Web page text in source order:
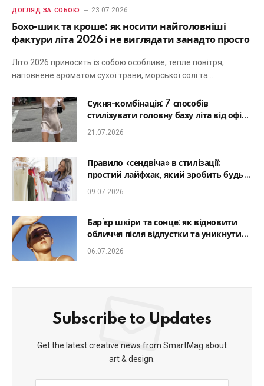
ДОГЛЯД ЗА СОБОЮ 23.07.2026
Бохо-шик та кроше: як носити найголовніші
фактури літа 2026 і не виглядати занадто просто
Літо 2026 приносить із собою особливе, тепле повітря,
наповнене ароматом сухої трави, морської солі та…
Сукня-комбінація: 7 способів
стилізувати головну базу літа від офісу
до романтичної вечері
21.07.2026
Правило «сендвіча» в стилізації:
простий лайфхак, який зробить будь-
який образ гармонійним
09.07.2026
Бар’єр шкіри та сонце: як відновити
обличчя після відпустки та уникнути
фотостаріння
06.07.2026
Subscribe to Updates
Get the latest creative news from SmartMag about
art & design.